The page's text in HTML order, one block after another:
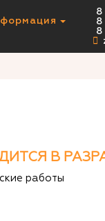
В
работы